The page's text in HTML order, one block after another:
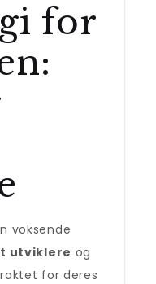
for
voksende
utviklere og
for deres